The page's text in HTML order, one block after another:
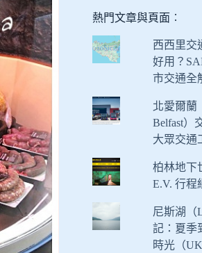
熱門文章與頁面︰
西西里交
好用？
市交通全
北愛爾蘭
Belfast）
大眾交通
柏林地下
E.V. 行程
尼斯湖（
記：夏季
時光（UK